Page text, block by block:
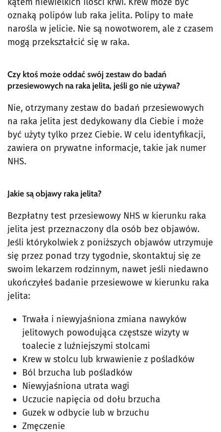
oznaką polipów lub raka jelita. Polipy to małe
narośla w jelicie. Nie są nowotworem, ale z czasem
mogą przekształcić się w raka.
Czy ktoś może oddać swój zestaw do badań
przesiewowych na raka jelita, jeśli go nie używa?
Nie, otrzymany zestaw do badań przesiewowych
na raka jelita jest dedykowany dla Ciebie i może
być użyty tylko przez Ciebie. W celu identyfikacji,
zawiera on prywatne informacje, takie jak numer
NHS.
Jakie są objawy raka jelita?
Bezpłatny test przesiewowy NHS w kierunku raka
jelita jest przeznaczony dla osób bez objawów.
Jeśli którykolwiek z poniższych objawów utrzymuje
się przez ponad trzy tygodnie, skontaktuj się ze
swoim lekarzem rodzinnym, nawet jeśli niedawno
ukończyłeś badanie przesiewowe w kierunku raka
jelita:
Trwała i niewyjaśniona zmiana nawyków
jelitowych powodująca częstsze wizyty w
toalecie z luźniejszymi stolcami
Krew w stolcu lub krwawienie z pośladków
Ból brzucha lub pośladków
Niewyjaśniona utrata wagi
Uczucie napięcia od dołu brzucha
Guzek w odbycie lub w brzuchu
Zmęczenie